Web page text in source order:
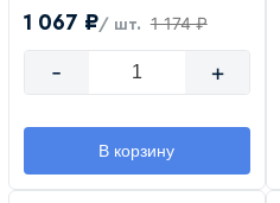
1 067 ₽/ шт. 1 174 ₽
- +
В корзину